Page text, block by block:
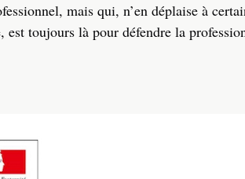
mais qui, n’en déplaise à
est toujours là pour défendre la